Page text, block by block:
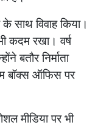
केसाथविवाहकिया।
कदमरखा। वर्ष
बतौरनिर्माता
बॉक्सऑफिसपर
मीडियापरभी